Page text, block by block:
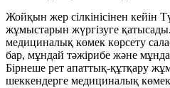
Жойқын жер сілкінісінен кейін
жұмыстарын жүргізуге
медициналық көмек көрсету
бар, мұндай тәжірибе және
Бірнеше рет апаттық-құтқару
шеккендерге медициналық